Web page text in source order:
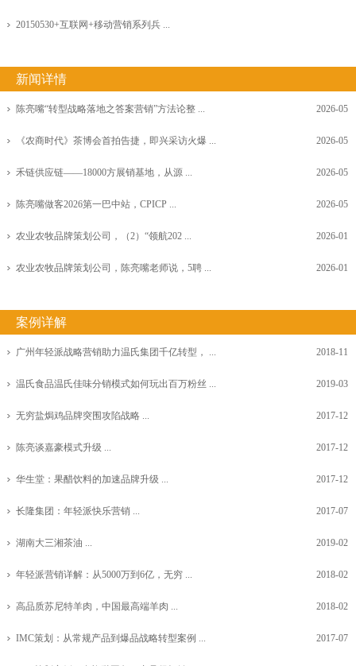
20150530+互联网+移动营销系列兵 ...
新闻详情
陈亮嘴“转型战略落地之答案营销”方法论整 ... 2026-05
《农商时代》茶博会首拍告捷，即兴采访火爆 ... 2026-05
禾链供应链——18000方展销基地，从源 ... 2026-05
陈亮嘴做客2026第一巴中站，CPICP ... 2026-05
农业农牧品牌策划公司，（2）“领航202 ... 2026-01
农业农牧品牌策划公司，陈亮嘴老师说，5聘 ... 2026-01
案例详解
广州年轻派战略营销助力温氏集团千亿转型， ... 2018-11
温氏食品温氏佳味分销模式如何玩出百万粉丝 ... 2019-03
无穷盐焗鸡品牌突围攻陷战略 ... 2017-12
陈亮谈嘉豪模式升级 ... 2017-12
华生堂：果醋饮料的加速品牌升级 ... 2017-12
长隆集团：年轻派快乐营销 ... 2017-07
湖南大三湘茶油 ... 2019-02
年轻派营销详解：从5000万到6亿，无穷 ... 2018-02
高品质苏尼特羊肉，中国最高端羊肉 ... 2018-02
IMC策划：从常规产品到爆品战略转型案例 ... 2017-07